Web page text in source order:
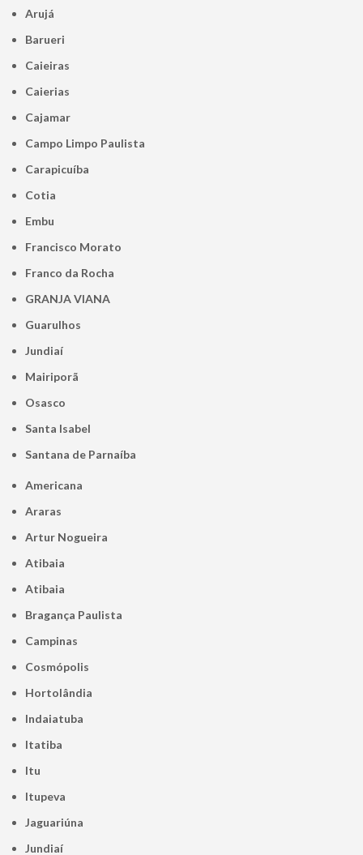
Arujá
Barueri
Caieiras
Caierias
Cajamar
Campo Limpo Paulista
Carapicuíba
Cotia
Embu
Francisco Morato
Franco da Rocha
GRANJA VIANA
Guarulhos
Jundiaí
Mairiporã
Osasco
Santa Isabel
Santana de Parnaíba
Americana
Araras
Artur Nogueira
Atibaia
Atibaia
Bragança Paulista
Campinas
Cosmópolis
Hortolândia
Indaiatuba
Itatiba
Itu
Itupeva
Jaguariúna
Jundiaí